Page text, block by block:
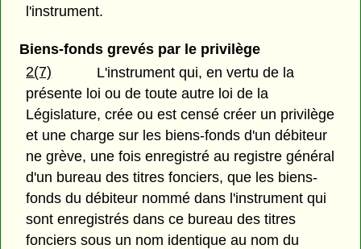
l'instrument.
Biens-fonds grevés par le privilège
2(7)
L'instrument qui, en vertu de la
présente loi ou de toute autre loi de la
Législature, crée ou est censé créer un privilège
et une charge sur les biens-fonds d'un débiteur
ne grève, une fois enregistré au registre général
d'un bureau des titres fonciers, que les biens-
fonds du débiteur nommé dans l'instrument qui
sont enregistrés dans ce bureau des titres
fonciers sous un nom identique au nom du